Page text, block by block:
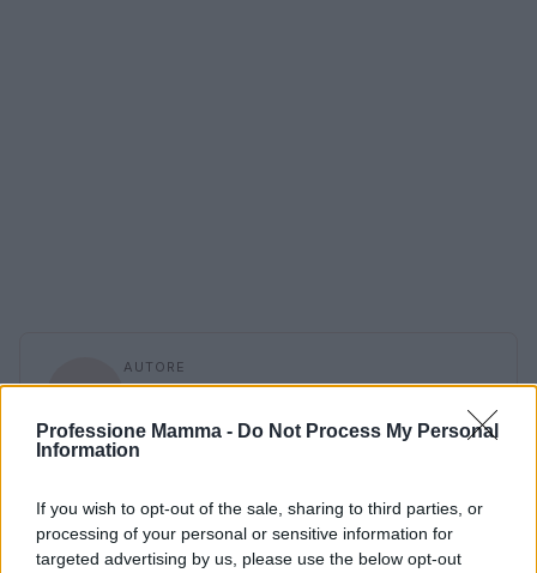
Professione Mamma - Do Not Process My Personal
Information
If you wish to opt-out of the sale, sharing to third parties, or
processing of your personal or sensitive information for
targeted advertising by us, please use the below opt-out
AUTORE
AiAdhubMedia